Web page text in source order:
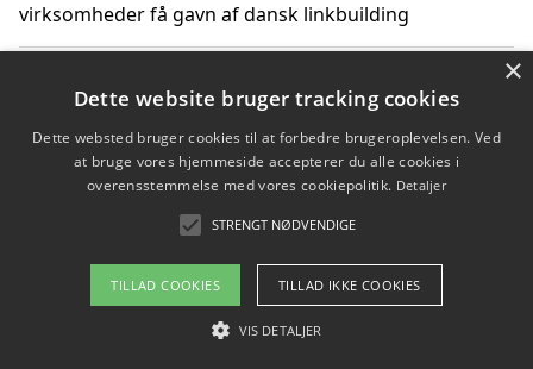
virksomheder få gavn af dansk linkbuilding
får du indgår et samarbejde
Hold et møde med en WordPress ekspert og vælg den
mest professionelle til at vedligeholde din løsning
Copyright 2026 - Pilanto Aps
Om / kontakt
×
Dette website bruger tracking cookies
Dette websted bruger cookies til at forbedre brugeroplevelsen. Ved
at bruge vores hjemmeside accepterer du alle cookies i
overensstemmelse med vores cookiepolitik. Detaljer
STRENGT NØDVENDIGE
TILLAD COOKIES TILLAD IKKE COOKIES
VIS DETALJER